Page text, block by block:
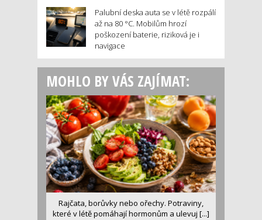
Palubní deska auta se v létě rozpálí
až na 80 °C. Mobilům hrozí
poškození baterie, riziková je i
navigace
MOHLO BY VÁS ZAJÍMAT:
Rajčata, borůvky nebo ořechy. Potraviny,
které v létě pomáhají hormonům a ulevuj [...]